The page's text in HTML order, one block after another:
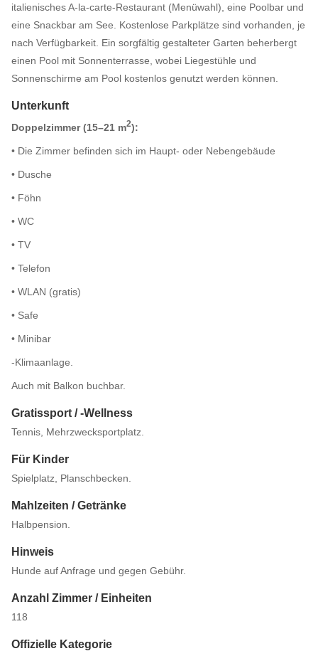
italienisches A-la-carte-Restaurant (Menüwahl), eine Poolbar und
eine Snackbar am See. Kostenlose Parkplätze sind vorhanden, je
nach Verfügbarkeit. Ein sorgfältig gestalteter Garten beherbergt
einen Pool mit Sonnenterrasse, wobei Liegestühle und
Sonnenschirme am Pool kostenlos genutzt werden können.
Unterkunft
Doppelzimmer (15–21 m2):
• Die Zimmer befinden sich im Haupt- oder Nebengebäude
• Dusche
• Föhn
• WC
• TV
• Telefon
• WLAN (gratis)
• Safe
• Minibar
-Klimaanlage.
Auch mit Balkon buchbar.
Gratissport / -Wellness
Tennis, Mehrzwecksportplatz.
Für Kinder
Spielplatz, Planschbecken.
Mahlzeiten / Getränke
Halbpension.
Hinweis
Hunde auf Anfrage und gegen Gebühr.
Anzahl Zimmer / Einheiten
118
Offizielle Kategorie